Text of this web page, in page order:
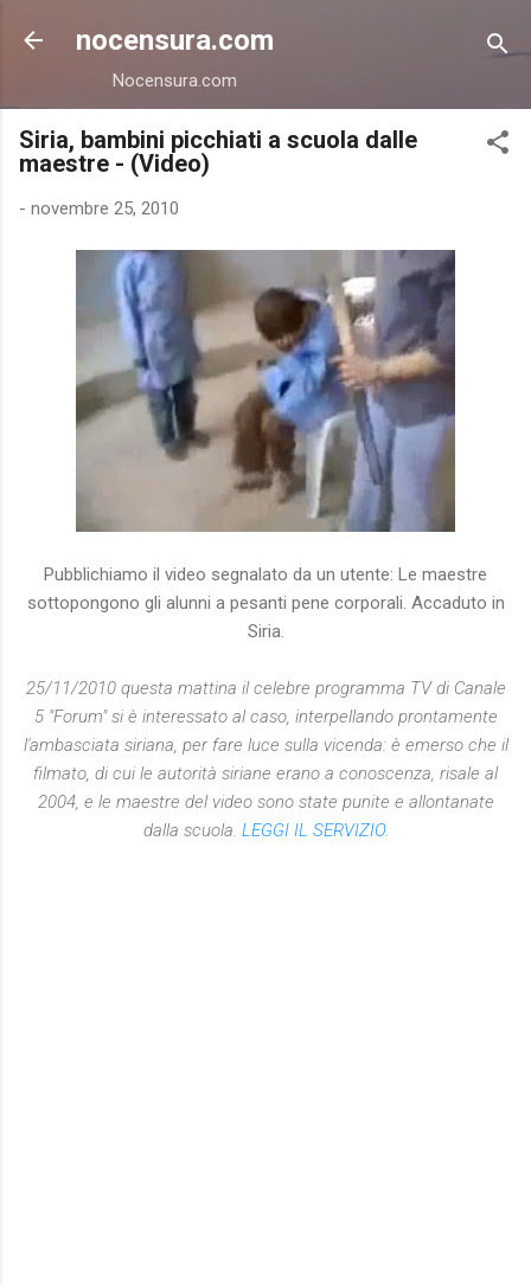
Passa ai contenuti principali
nocensura.com
Nocensura.com
Siria, bambini picchiati a scuola dalle
maestre - (Video)
- novembre 25, 2010
Pubblichiamo il video segnalato da un utente: Le maestre
sottopongono gli alunni a pesanti pene corporali. Accaduto in
Siria.
25/11/2010 questa mattina il celebre programma TV di Canale
5 "Forum" si è interessato al caso, interpellando prontamente
l'ambasciata siriana, per fare luce sulla vicenda: è emerso che il
filmato, di cui le autorità siriane erano a conoscenza, risale al
2004, e le maestre del video sono state punite e allontanate
dalla scuola. LEGGI IL SERVIZIO.